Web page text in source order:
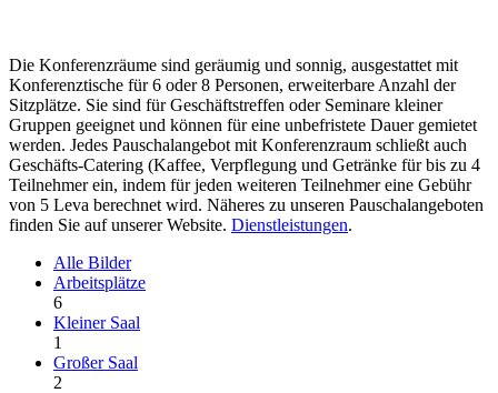
Die Konferenzräume sind geräumig und sonnig, ausgestattet mit
Konferenztische für 6 oder 8 Personen, erweiterbare Anzahl der
Sitzplätze. Sie sind für Geschäftstreffen oder Seminare kleiner
Gruppen geeignet und können für eine unbefristete Dauer gemietet
werden. Jedes Pauschalangebot mit Konferenzraum schließt auch
Geschäfts-Catering (Kaffee, Verpflegung und Getränke für bis zu 4
Teilnehmer ein, indem für jeden weiteren Teilnehmer eine Gebühr
von 5 Leva berechnet wird. Näheres zu unseren Pauschalangeboten
finden Sie auf unserer Website. Dienstleistungen.
Alle Bilder
Arbeitsplätze
6
Kleiner Saal
1
Großer Saal
2